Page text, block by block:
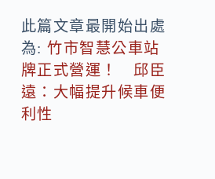
此篇文章最開始出處
為:竹市智慧公車站
牌正式營運！ 邱臣
遠：大幅提升候車便
利性